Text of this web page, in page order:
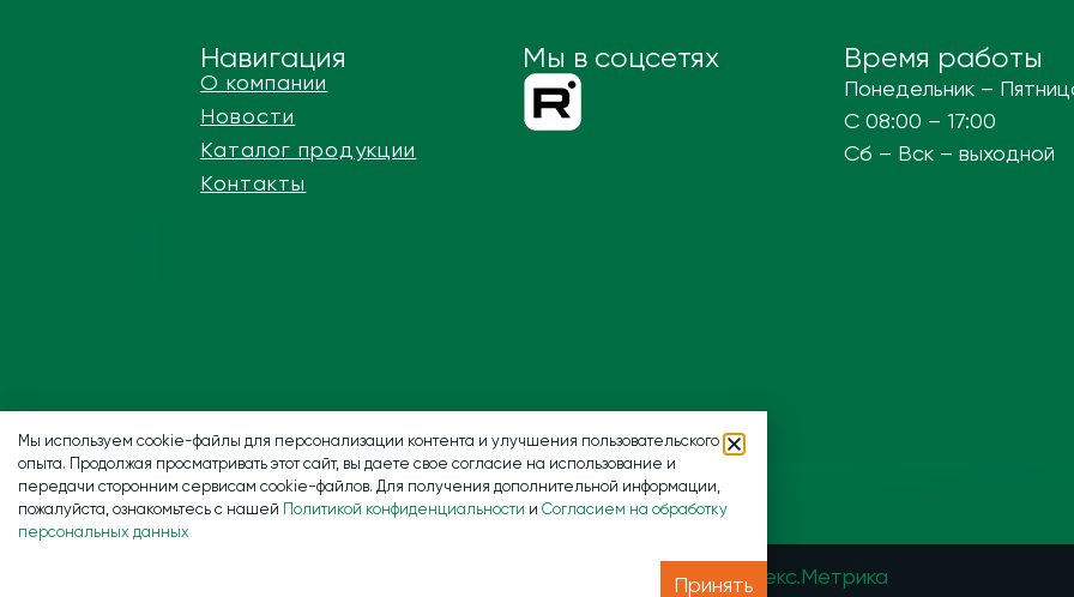
Навигация
О компании
Новости
Каталог продукции
Контакты
Мы в соцсетях Время работы
Понедельник –
С 08:00 – 17:00
Сб – Вск – выходной
© ООО «Центал» 2025. Все права зарезервированы.
Мы используем cookie-файлы для персонализации контента и улучшения пользовательского
опыта. Продолжая просматривать этот сайт, вы даете свое согласие на использование и
передачи сторонним сервисам cookie-файлов. Для получения дополнительной информации,
пожалуйста, ознакомьтесь с нашей Политикой конфиденциальности и Согласием на обработку
персональных данных
Принять